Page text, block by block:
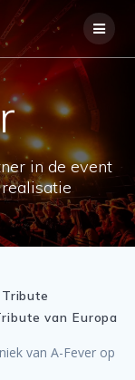
in de event
van Europa
van A-Fever op